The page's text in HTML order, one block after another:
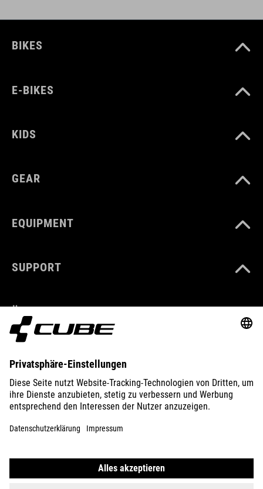
BIKES
E-BIKES
KIDS
GEAR
EQUIPMENT
SUPPORT
ÜBER UNS